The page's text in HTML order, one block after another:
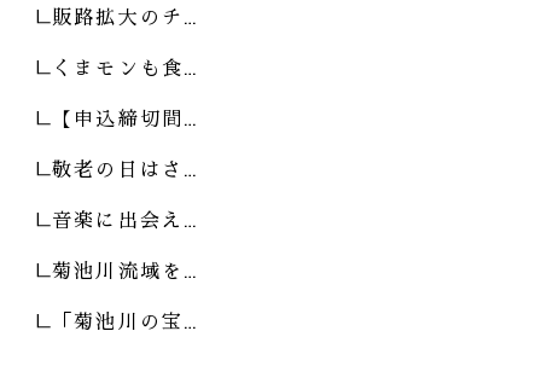
販路拡大のチ…
くまモンも食…
【申込締切間…
敬老の日はさ…
音楽に出会え…
菊池川流域を…
「菊池川の宝…